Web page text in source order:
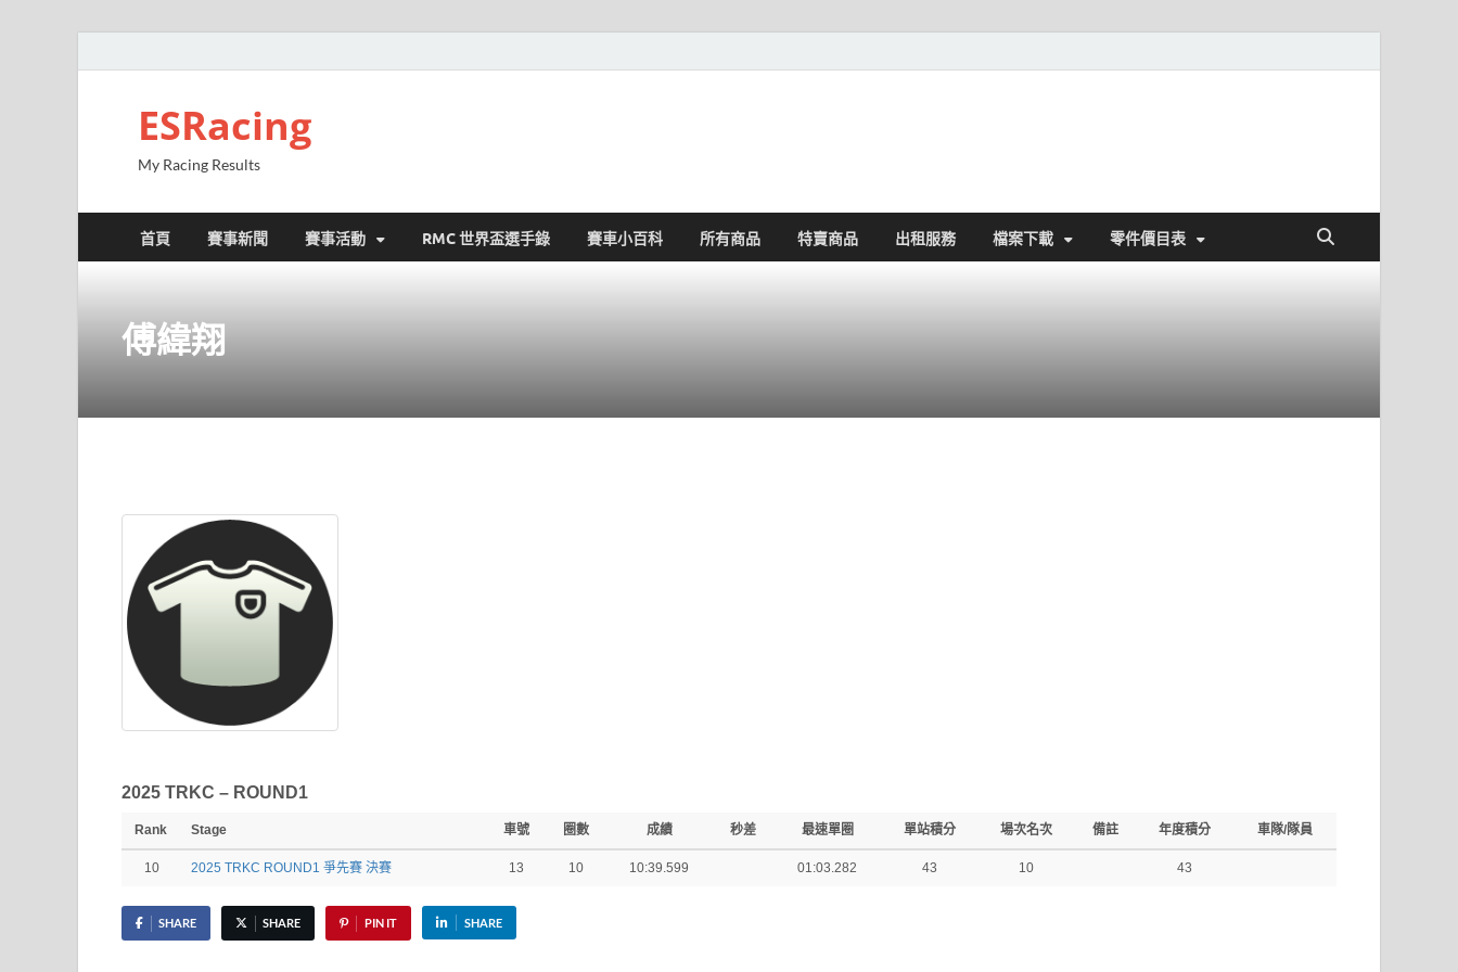
ESRacing
My Racing Results
首頁 賽事新聞 賽事活動 RMC 世界盃選手錄 賽車小百科 所有商品 特賣商品 出租服務 檔案下載 零件價目表
傅緯翔
2025 TRKC – ROUND1
Rank Stage 車號 圈數 成績 秒差 最速單圈 單站積分 場次名次 備註 年度積分 車隊/隊員
10 2025 TRKC ROUND1 爭先賽 決賽 13 10 10:39.599 01:03.282 43 10 43
SHARE SHARE PIN IT SHARE